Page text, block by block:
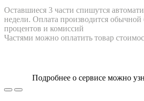
Оставшиеся 3 части спишутся
недели. Оплата производится обычной
процентов и комиссий
Частями можно оплатить товар
Подробнее о сервисе можно